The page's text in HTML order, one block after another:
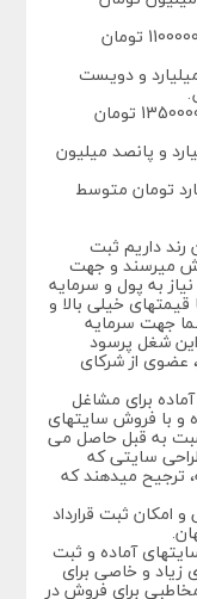
سرمایه گذاری با 700 میلیون تومان = 1100000000 تومان
یک میلیارد و دویست
سرمایه گذاری با 900 میلیون تومان = 1350000000 تومان
یک میلیارد و پانصد میلیون
2 میلیارد تومان = 3 میلیارد تومان متوسط
رند داریم ثبت
میرسند و جهت
به پول و سرمایه
خیلی بالا و
جهت سرمایه
شغل پرسود
عضوی از شرکای
برای مشاغل
و با فروش سایتهای
به قبل حاصل می
سایتی که
ترجیح میدهند که
امکان ثبت قرارداد
آماده و ثبت
زیاد و خاصی برای
برای فروش در